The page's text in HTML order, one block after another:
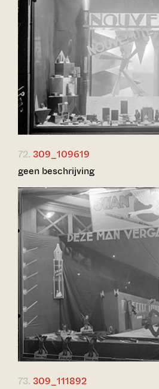
72. 309_109619
geen beschrijving
73. 309_111892